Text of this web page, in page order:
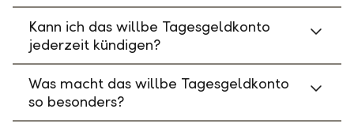
Kann ich das willbe Tagesgeldkonto
jederzeit kündigen?
Was macht das willbe Tagesgeldkonto
so besonders?